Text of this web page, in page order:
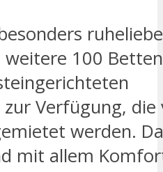
weitere 100
Verfügung,
werden.
mit allem